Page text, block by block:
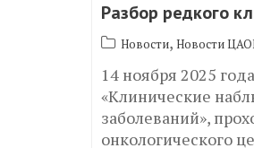
Разбор редкого
Новости, Новости
14 ноября 2025
«Клинические
заболеваний»,
онкологического